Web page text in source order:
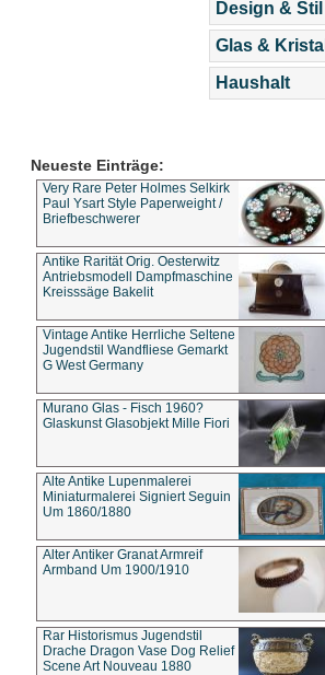
Design & Stil
Glas & Kristall
Haushalt
Neueste Einträge:
Very Rare Peter Holmes Selkirk
Paul Ysart Style Paperweight /
Briefbeschwerer
Antike Rarität Orig. Oesterwitz
Antriebsmodell Dampfmaschine
Kreisssäge Bakelit
Vintage Antike Herrliche Seltene
Jugendstil Wandfliese Gemarkt
G West Germany
Murano Glas - Fisch 1960?
Glaskunst Glasobjekt Mille Fiori
Alte Antike Lupenmalerei
Miniaturmalerei Signiert Seguin
Um 1860/1880
Alter Antiker Granat Armreif
Armband Um 1900/1910
Rar Historismus Jugendstil
Drache Dragon Vase Dog Relief
Scene Art Nouveau 1880